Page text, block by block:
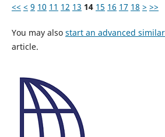
<< < 9 10 11 12 13 14 15 16 17 18 > >>
You may also start an advanced
article.